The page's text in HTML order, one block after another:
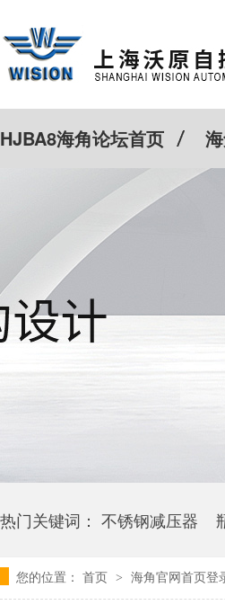
HJBA8海角论坛首页
客户案例
热门关键词： 不锈钢减压器
您的位置： 首页 > 海角官网首页登